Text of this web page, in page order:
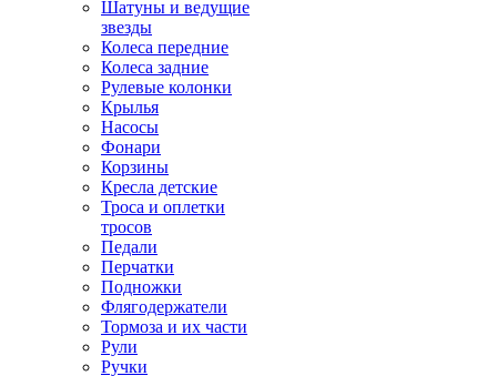
Шатуны и ведущие
звезды
Колеса передние
Колеса задние
Рулевые колонки
Крылья
Насосы
Фонари
Корзины
Кресла детские
Троса и оплетки
тросов
Педали
Перчатки
Подножки
Флягодержатели
Тормоза и их части
Рули
Ручки